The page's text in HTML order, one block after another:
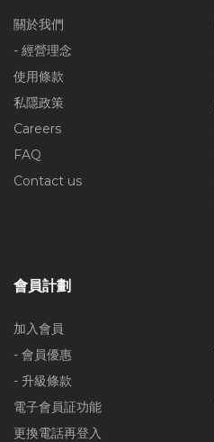
關於我們
- 經營理念
使用條款
私隱政策
Careers
FAQ
Contact us
會員計劃
加入會員
- 會員優惠
- 升級條款
電子會員証功能
更換電話再登入